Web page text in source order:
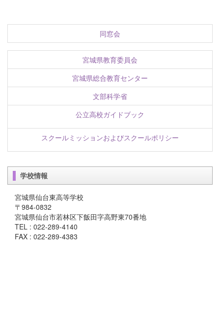
同窓会
宮城県教育委員会
宮城県総合教育センター
文部科学省
公立高校ガイドブック
スクールミッションおよびスクールポリシー
学校情報
宮城県仙台東高等学校
〒984-0832
宮城県仙台市若林区下飯田字高野東70番地
TEL : 022-289-4140
FAX : 022-289-4383